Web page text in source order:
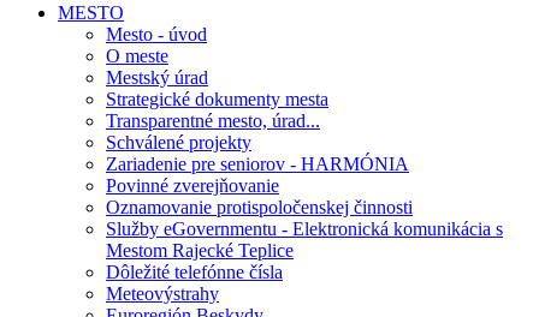
MESTO
Mesto - úvod
O meste
Mestský úrad
Strategické dokumenty mesta
Transparentné mesto, úrad...
Schválené projekty
Zariadenie pre seniorov - HARMÓNIA
Povinné zverejňovanie
Oznamovanie protispoločenskej činnosti
Služby eGovernmentu - Elektronická komunikácia s
Mestom Rajecké Teplice
Dôležité telefónne čísla
Meteovýstrahy